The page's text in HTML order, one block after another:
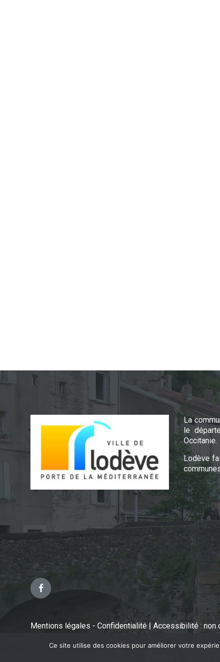
La
le
Occitanie.
Lodève
Facebook
Mentions légales - Confidentialité Accessibilité : non
Ce site utilise des cookies pour améliorer votre